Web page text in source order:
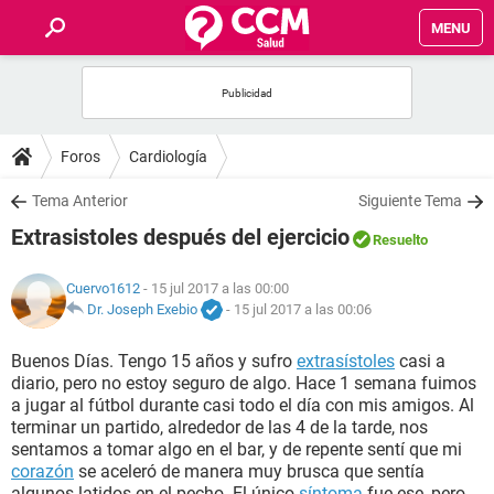
MENU
FOROS
SALUD
NUTRICIÓN
BIENESTAR
SEXUALIDAD
GLOSARIO
Foros Cardiología
Tema Anterior Siguiente Tema
Extrasistoles después del ejercicio Resuelto
Cuervo1612 - 15 jul 2017 a las 00:00
Dr. Joseph Exebio
- 15 jul 2017 a las 00:06
Buenos Días. Tengo 15 años y sufro extrasístoles casi a
diario, pero no estoy seguro de algo. Hace 1 semana fuimos
a jugar al fútbol durante casi todo el día con mis amigos. Al
terminar un partido, alrededor de las 4 de la tarde, nos
sentamos a tomar algo en el bar, y de repente sentí que mi
corazón se aceleró de manera muy brusca que sentía